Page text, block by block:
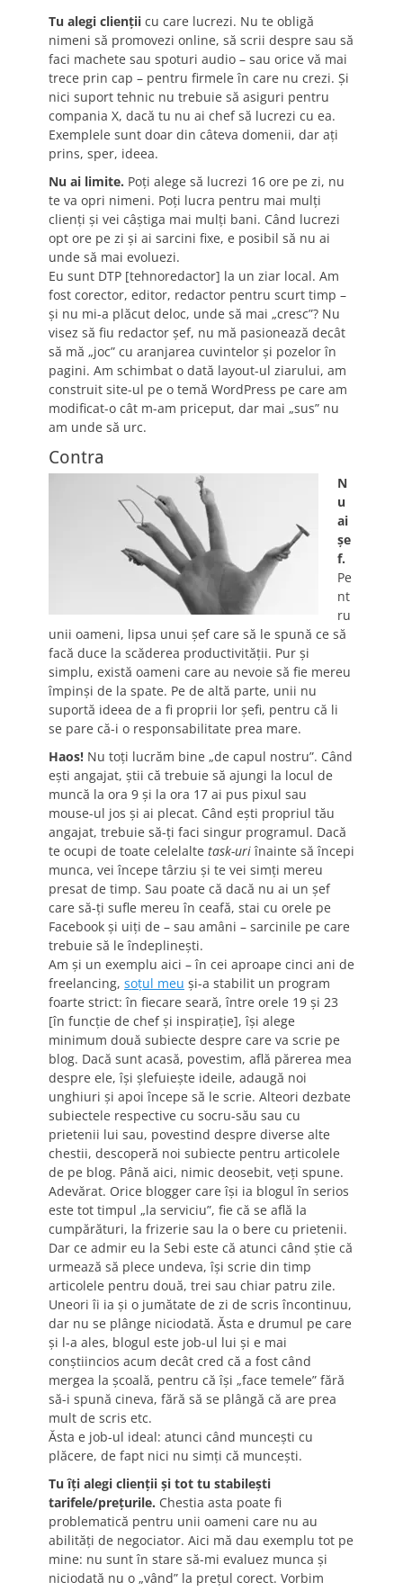
Tu alegi clienţii cu care lucrezi. Nu te obligă
nimeni să promovezi online, să scrii despre sau să
faci machete sau spoturi audio – sau orice vă mai
trece prin cap – pentru firmele în care nu crezi. Şi
nici suport tehnic nu trebuie să asiguri pentru
compania X, dacă tu nu ai chef să lucrezi cu ea.
Exemplele sunt doar din câteva domenii, dar aţi
prins, sper, ideea.
Nu ai limite. Poţi alege să lucrezi 16 ore pe zi, nu
te va opri nimeni. Poţi lucra pentru mai mulţi
clienţi şi vei câştiga mai mulţi bani. Când lucrezi
opt ore pe zi şi ai sarcini fixe, e posibil să nu ai
unde să mai evoluezi.
Eu sunt DTP [tehnoredactor] la un ziar local. Am
fost corector, editor, redactor pentru scurt timp –
şi nu mi-a plăcut deloc, unde să mai „cresc”? Nu
visez să fiu redactor şef, nu mă pasionează decât
să mă „joc” cu aranjarea cuvintelor şi pozelor în
pagini. Am schimbat o dată layout-ul ziarului, am
construit site-ul pe o temă WordPress pe care am
modificat-o cât m-am priceput, dar mai „sus” nu
am unde să urc.
Contra
N
u
ai
şe
f.
Pe
nt
ru
unii oameni, lipsa unui şef care să le spună ce să
facă duce la scăderea productivităţii. Pur şi
simplu, există oameni care au nevoie să fie mereu
împinşi de la spate. Pe de altă parte, unii nu
suportă ideea de a fi proprii lor şefi, pentru că li
se pare că-i o responsabilitate prea mare.
Haos! Nu toţi lucrăm bine „de capul nostru”. Când
eşti angajat, ştii că trebuie să ajungi la locul de
muncă la ora 9 şi la ora 17 ai pus pixul sau
mouse-ul jos şi ai plecat. Când eşti propriul tău
angajat, trebuie să-ţi faci singur programul. Dacă
te ocupi de toate celelalte task-uriînainte să începi
munca, vei începe târziu şi te vei simţi mereu
presat de timp. Sau poate că dacă nu ai un şef
care să-ţi sufle mereu în ceafă, stai cu orele pe
Facebook şi uiţi de – sau amâni – sarcinile pe care
trebuie să le îndeplineşti.
Am şi un exemplu aici – în cei aproape cinci ani de
freelancing, soţul meu şi-a stabilit un program
foarte strict: în fiecare seară, între orele 19 şi 23
[în funcţie de chef şi inspiraţie], îşi alege
minimum două subiecte despre care va scrie pe
blog. Dacă sunt acasă, povestim, află părerea mea
despre ele, îşi şlefuieşte ideile, adaugă noi
unghiuri şi apoi începe să le scrie. Alteori dezbate
subiectele respective cu socru-său sau cu
prietenii lui sau, povestind despre diverse alte
chestii, descoperă noi subiecte pentru articolele
de pe blog. Până aici, nimic deosebit, veţi spune.
Adevărat. Orice blogger care îşi ia blogul în serios
este tot timpul „la serviciu”, fie că se află la
cumpărături, la frizerie sau la o bere cu prietenii.
Dar ce admir eu la Sebi este că atunci când ştie că
urmează să plece undeva, îşi scrie din timp
articolele pentru două, trei sau chiar patru zile.
Uneori îi ia şi o jumătate de zi de scris încontinuu,
dar nu se plânge niciodată. Ăsta e drumul pe care
şi l-a ales, blogul este job-ul lui şi e mai
conştiincios acum decât cred că a fost când
mergea la şcoală, pentru că îşi „face temele” fără
să-i spună cineva, fără să se plângă că are prea
mult de scris etc.
Ăsta e job-ul ideal: atunci când munceşti cu
plăcere, de fapt nici nu simţi că munceşti.
Tu îţi alegi clienţii şi tot tu stabileşti
tarifele/preţurile. Chestia asta poate fi
problematică pentru unii oameni care nu au
abilităţi de negociator. Aici mă dau exemplu tot pe
mine: nu sunt în stare să-mi evaluez munca şi
niciodată nu o „vând” la preţul corect. Vorbim